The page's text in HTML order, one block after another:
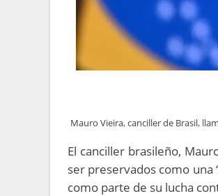
Mauro Vieira, canciller de Brasil,
El canciller brasileño,
ser preservados como una
como parte de su lucha